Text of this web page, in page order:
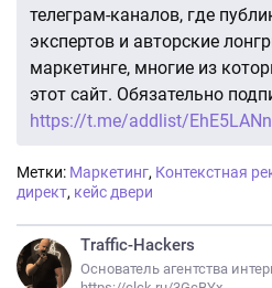
телеграм-каналов, где
экспертов и авторские
маркетинге, многие из
этот сайт. Обязательно
https://t.me/addlist/
Метки: Маркетинг, Контекстная
директ, кейс двери
Traffic-Hackers
Основатель агентства